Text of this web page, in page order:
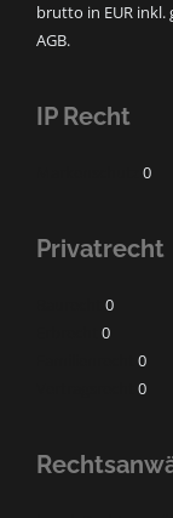
brutto in EUR inkl.
AGB.
IP Recht
0
Privatrecht
0
0
0
0